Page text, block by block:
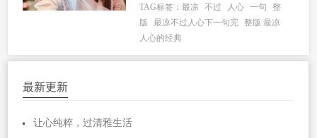
放弃。3、最凉...
TAG标签：最凉 不过 人心 一句
整
版
最凉不过人心下一句完 整版 最凉
人心的经典
最新更新
让心纯粹，过清雅生活